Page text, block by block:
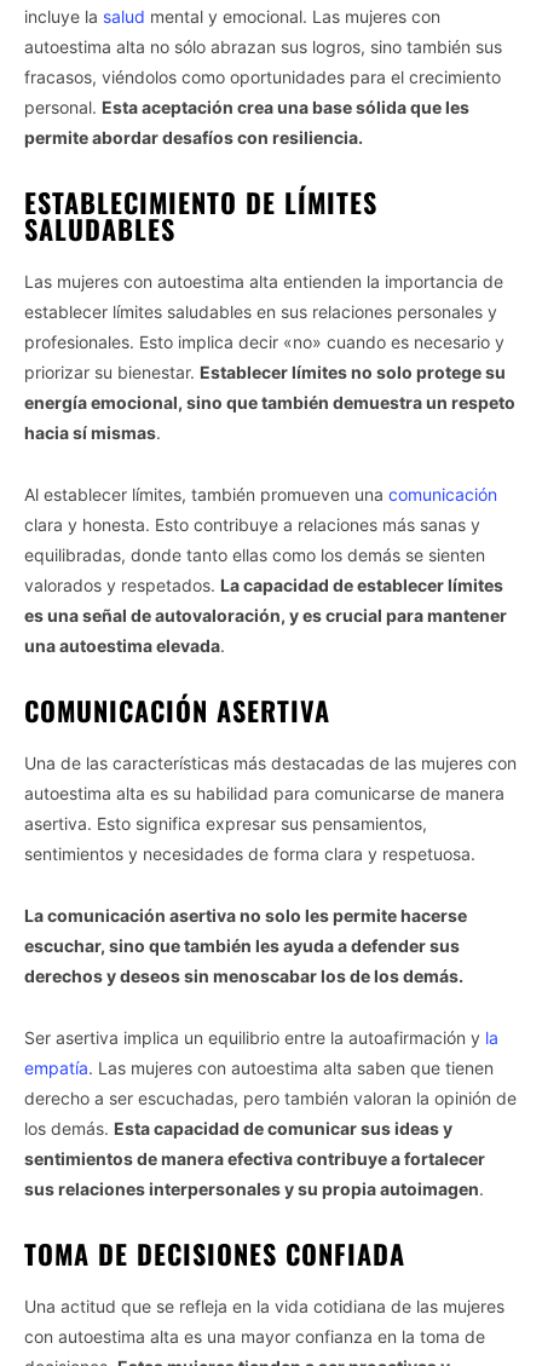
incluye la salud mental y emocional. Las mujeres con
autoestima alta no sólo abrazan sus logros, sino también sus
fracasos, viéndolos como oportunidades para el crecimiento
personal. Esta aceptación crea una base sólida que les
permite abordar desafíos con resiliencia.
ESTABLECIMIENTO DE LÍMITES
SALUDABLES
Las mujeres con autoestima alta entienden la importancia de
establecer límites saludables en sus relaciones personales y
profesionales. Esto implica decir «no» cuando es necesario y
priorizar su bienestar. Establecer límites no solo protege su
energía emocional, sino que también demuestra un respeto
hacia sí mismas.
Al establecer límites, también promueven una comunicación
clara y honesta. Esto contribuye a relaciones más sanas y
equilibradas, donde tanto ellas como los demás se sienten
valorados y respetados. La capacidad de establecer límites
es una señal de autovaloración, y es crucial para mantener
una autoestima elevada.
COMUNICACIÓN ASERTIVA
Una de las características más destacadas de las mujeres con
autoestima alta es su habilidad para comunicarse de manera
asertiva. Esto significa expresar sus pensamientos,
sentimientos y necesidades de forma clara y respetuosa.
La comunicación asertiva no solo les permite hacerse
escuchar, sino que también les ayuda a defender sus
derechos y deseos sin menoscabar los de los demás.
Ser asertiva implica un equilibrio entre la autoafirmación y la
empatía. Las mujeres con autoestima alta saben que tienen
derecho a ser escuchadas, pero también valoran la opinión de
los demás. Esta capacidad de comunicar sus ideas y
sentimientos de manera efectiva contribuye a fortalecer
sus relaciones interpersonales y su propia autoimagen.
TOMA DE DECISIONES CONFIADA
Una actitud que se refleja en la vida cotidiana de las mujeres
con autoestima alta es una mayor confianza en la toma de